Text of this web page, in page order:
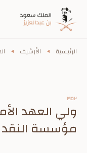
الرئيسية الأرشيف
١٩٥٢
ولي العهد
مؤسسة